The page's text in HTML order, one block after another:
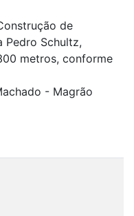
de
Pedro Schultz,
metros, conforme
- Magrão